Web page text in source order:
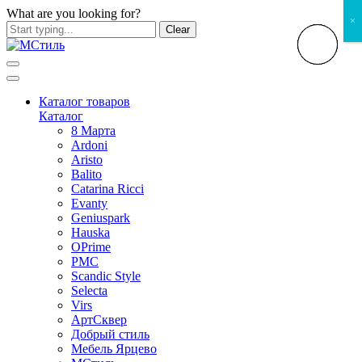
What are you looking for?
Clear
Каталог товаров
Каталог
8 Марта
Ardoni
Aristo
Balito
Catarina Ricci
Evanty
Geniuspark
Hauska
OPrime
PMC
Scandic Style
Selecta
Virs
АртСквер
Добрый стиль
Мебель Ярцево
×